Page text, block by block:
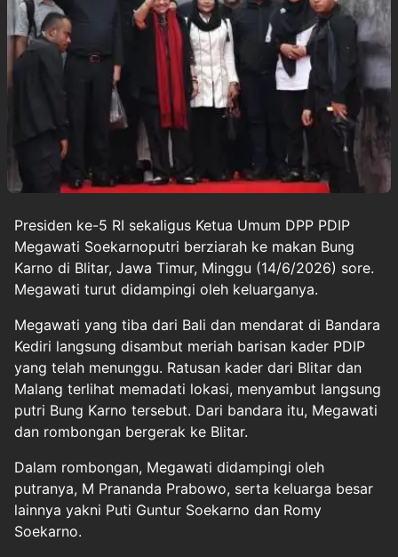
Presiden ke-5 RI sekaligus Ketua Umum DPP PDIP
Megawati Soekarnoputri berziarah ke makan Bung
Karno di Blitar, Jawa Timur, Minggu (14/6/2026) sore.
Megawati turut didampingi oleh keluarganya.
Megawati yang tiba dari Bali dan mendarat di Bandara
Kediri langsung disambut meriah barisan kader PDIP
yang telah menunggu. Ratusan kader dari Blitar dan
Malang terlihat memadati lokasi, menyambut langsung
putri Bung Karno tersebut. Dari bandara itu, Megawati
dan rombongan bergerak ke Blitar.
Dalam rombongan, Megawati didampingi oleh
putranya, M Prananda Prabowo, serta keluarga besar
lainnya yakni Puti Guntur Soekarno dan Romy
Soekarno.